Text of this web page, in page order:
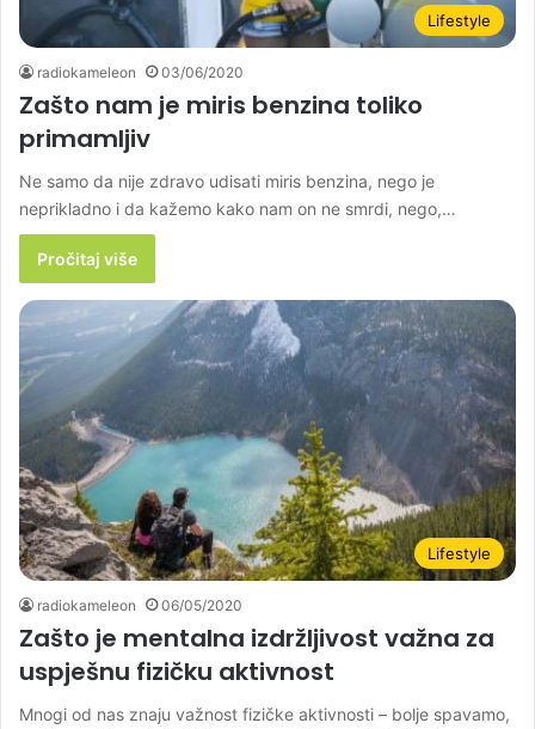
Lifestyle
radiokameleon 03/06/2020
Zašto nam je miris benzina toliko
primamljiv
Ne samo da nije zdravo udisati miris benzina, nego je
neprikladno i da kažemo kako nam on ne smrdi, nego,…
Pročitaj više
Lifestyle
radiokameleon 06/05/2020
Zašto je mentalna izdržljivost važna za
uspješnu fizičku aktivnost
Mnogi od nas znaju važnost fizičke aktivnosti – bolje spavamo,